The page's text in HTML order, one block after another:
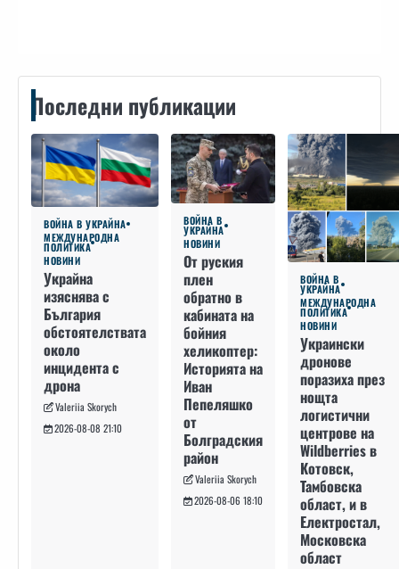
Последни публикации
ВОЙНА В УКРАЙНА
МЕЖДУНАРОДНА
ПОЛИТИКА
НОВИНИ
Украйна
изяснява с
България
обстоятелствата
около
инцидента с
дрона
Valeriia Skorych
2026-08-08 21:10
ВОЙНА В
УКРАЙНА
НОВИНИ
От руския
плен
обратно в
кабината на
бойния
хеликоптер:
Историята на
Иван
Пепеляшко
от
Болградския
район
Valeriia Skorych
2026-08-06 18:10
ВОЙНА В
УКРАЙНА
МЕЖДУНАРОДНА
ПОЛИТИКА
НОВИНИ
Украински
дронове
поразиха през
нощта
логистични
центрове на
Wildberries в
Котовск,
Тамбовска
област, и в
Електростал,
Московска
област